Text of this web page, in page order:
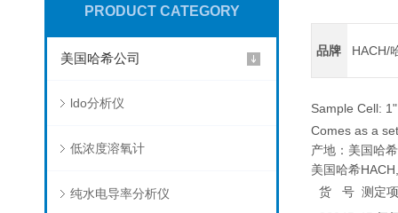
PRODUCT CATEGORY
美国哈希公司
ldo分析仪
低浓度溶氧计
纯水电导率分析仪
品牌 HACH/
Sample Cell:
Comes as a
产地：美国哈
美国哈希
货 号 测定